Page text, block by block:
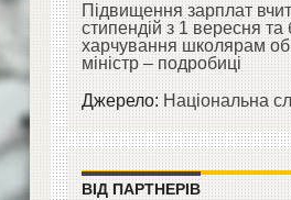
Підвищення зарплат
стипендій з 1 вересня
харчування школярам
міністр – подробиці
Джерело:Національна
ВІД ПАРТНЕРІВ